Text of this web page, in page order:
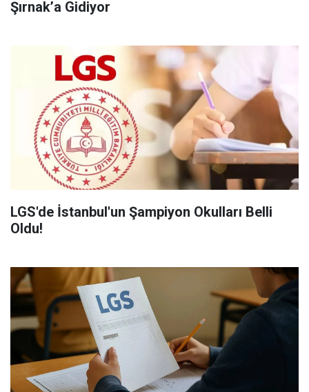
Şırnak’a Gidiyor
LGS'de İstanbul'un Şampiyon Okulları Belli
Oldu!